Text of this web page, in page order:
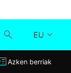
EU
Klisk
Azken berriak